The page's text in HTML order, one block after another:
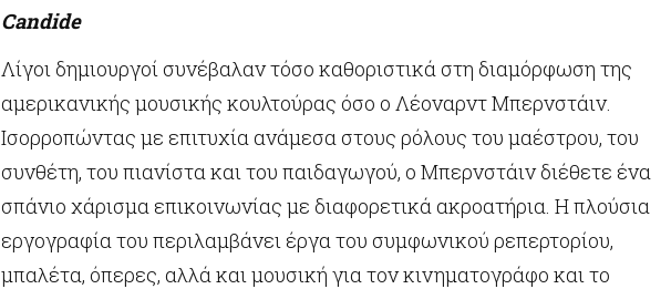
Candide
Λίγοι δημιουργοί συνέβαλαν τόσο καθοριστικά στη διαμόρφωση της
αμερικανικής μουσικής κουλτούρας όσο ο Λέοναρντ Μπερνστάιν.
Ισορροπώντας με επιτυχία ανάμεσα στους ρόλους του μαέστρου, του
συνθέτη, του πιανίστα και του παιδαγωγού, ο Μπερνστάιν διέθετε ένα
σπάνιο χάρισμα επικοινωνίας με διαφορετικά ακροατήρια. Η πλούσια
εργογραφία του περιλαμβάνει έργα του συμφωνικού ρεπερτορίου,
μπαλέτα, όπερες, αλλά και μουσική για τον κινηματογράφο και το